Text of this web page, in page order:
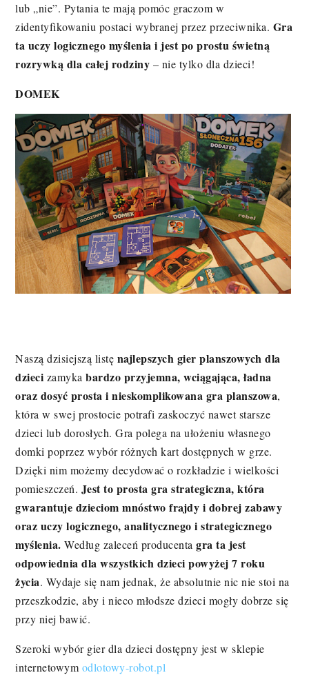
lub „nie”. Pytania te mają pomóc graczom w
zidentyfikowaniu postaci wybranej przez przeciwnika. Gra
ta uczy logicznego myślenia i jest po prostu świetną
rozrywką dla całej rodziny – nie tylko dla dzieci!
DOMEK
Naszą dzisiejszą listę najlepszych gier planszowych dla
dzieci zamykabardzo przyjemna, wciągająca, ładna
oraz dosyć prosta i nieskomplikowana gra planszowa,
która w swej prostocie potrafi zaskoczyć nawet starsze
dzieci lub dorosłych. Gra polega na ułożeniu własnego
domki poprzez wybór różnych kart dostępnych w grze.
Dzięki nim możemy decydować o rozkładzie i wielkości
pomieszczeń. Jest to prosta gra strategiczna, która
gwarantuje dzieciom mnóstwo frajdy i dobrej zabawy
oraz uczy logicznego, analitycznego i strategicznego
myślenia.Według zaleceń producentagra ta jest
odpowiednia dla wszystkich dzieci powyżej 7 roku
życia. Wydaje się nam jednak, że absolutnie nic nie stoi na
przeszkodzie, aby i nieco młodsze dzieci mogły dobrze się
przy niej bawić.
Szeroki wybór gier dla dzieci dostępny jest w sklepie
internetowym odlotowy-robot.pl